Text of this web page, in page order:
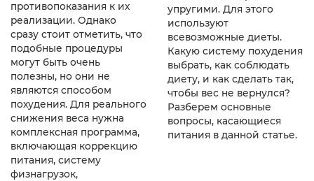
противопоказания к их
реализации. Однако
сразу стоит отметить, что
подобные процедуры
могут быть очень
полезны, но они не
являются способом
похудения. Для реального
снижения веса нужна
комплексная программа,
включающая коррекцию
питания, систему
физнагрузок,
упругими. Для этого
используют
всевозможные диеты.
Какую систему похудения
выбрать, как соблюдать
диету, и как сделать так,
чтобы вес не вернулся?
Разберем основные
вопросы, касающиеся
питания в данной статье.